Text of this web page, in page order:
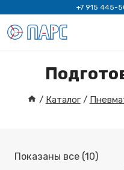
содержимому
+7 915 445-
/ Каталог /
Показаны все (10)